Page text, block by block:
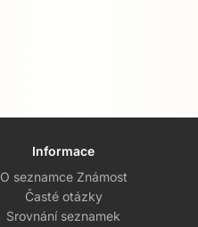
Informace
O seznamce Známost
Časté otázky
Srovnání seznamek